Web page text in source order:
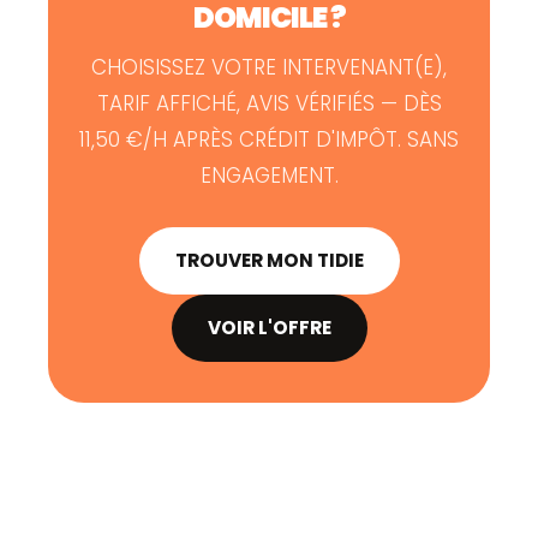
DOMICILE ?
CHOISISSEZ VOTRE INTERVENANT(E),
TARIF AFFICHÉ, AVIS VÉRIFIÉS — DÈS
11,50 €/H APRÈS CRÉDIT D'IMPÔT. SANS
ENGAGEMENT.
TROUVER MON TIDIE
VOIR L'OFFRE